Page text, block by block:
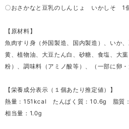
〇おさかなと豆乳のしんじょ いかしそ 1
【原材料】
魚肉すり身（外国製造、国内製造）、いか
黄、植物油、大豆たん白、砂糖、食塩、大
粉）、調味料（アミノ酸等）、（一部に卵・
【栄養成分表示（１個あたり推定値）】
熱量：151kcal たんぱく質：10.6g 脂
相当量：1.0g